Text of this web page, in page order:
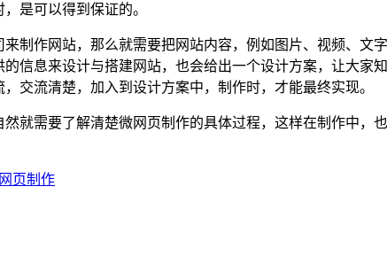
是可以得到保证的。
制作网站，那么就需要把网站内容，例如图片、视频、
信息来设计与搭建网站，也会给出一个设计方案，让大
交流清楚，加入到设计方案中，制作时，才能最终实现。
就需要了解清楚微网页制作的具体过程，这样在制作中
网页制作